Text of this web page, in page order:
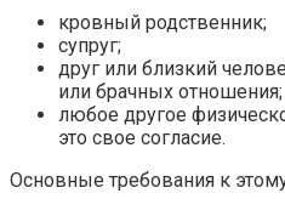
кровный родственник;
супруг;
друг или близкий
или брачных отношения;
любое другое
это свое согласие.
Основные требования к